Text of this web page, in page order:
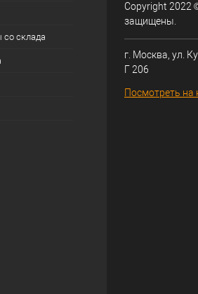
со склада
Copyright 2022
защищены.
г. Москва, ул.
Г 206
Посмотреть на